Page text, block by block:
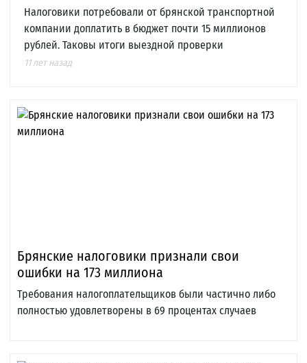
Налоговики потребовали от брянской транспортной
компании доплатить в бюджет почти 15 миллионов
рублей. Таковы итоги выездной проверки
11 лет назад
Брянские налоговики признали свои
ошибки на 173 миллиона
Требования налогоплательщиков были частично либо
полностью удовлетворены в 69 процентах случаев